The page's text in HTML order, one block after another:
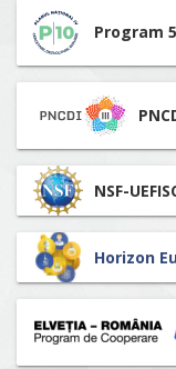
Program
NSF-
Horizon